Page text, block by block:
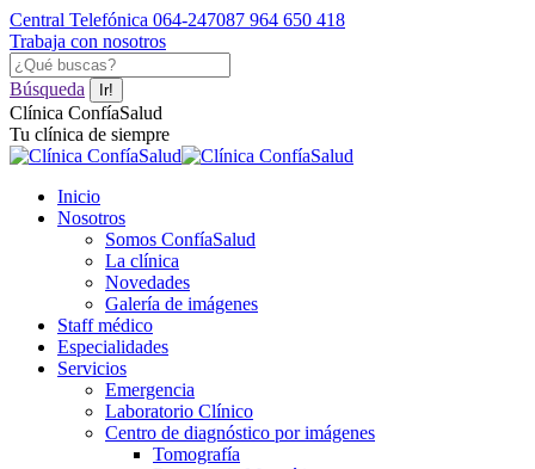
Saltar
al
contenido
Central Telefónica 064-247087 964 650 418
Trabaja con nosotros
Facebook
page
opens
in
new
window
YouTube
page
opens
in
new
window
Instagram
page
opens
in
new
window
Buscar:
Búsqueda
Clínica ConfíaSalud
Tu clínica de siempre
Inicio
Nosotros
Somos ConfíaSalud
La clínica
Novedades
Galería de imágenes
Staff médico
Especialidades
Servicios
Emergencia
Laboratorio Clínico
Centro de diagnóstico por imágenes
Tomografía